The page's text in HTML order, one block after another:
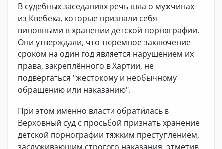
В судебных заседаниях речь шла о мужчинах
из Квебека, которые признали себя
виновными в хранении детской порнографии.
Они утверждали, что тюремное заключение
сроком на один год является нарушением их
права, закреплённого в Хартии, не
подвергаться "жестокому и необычному
обращению или наказанию".
При этом именно власти обратилась в
Верховный суд с просьбой признать хранение
детской порнографии тяжким преступлением,
заслуживающим строгого наказания, отметив,